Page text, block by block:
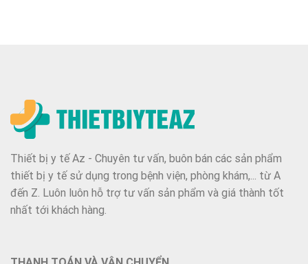
Thiết bị y tế Az - Chuyên tư vấn, buôn bán các sản phẩm
thiết bị y tế sử dụng trong bệnh viện, phòng khám,... từ A
đến Z. Luôn luôn hỗ trợ tư vấn sản phẩm và giá thành tốt
nhất tới khách hàng.